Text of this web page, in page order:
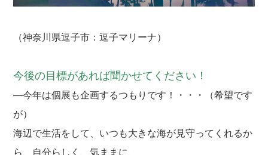
（神奈川県逗子市：逗子マリーナ）
今後の目標があれば聞かせてください！
―今年は個展も企画するつもりです！・・・（希望です
が）
海辺で生活をして、いつも大きな海が見守ってくれるか
ら、自分らしく、気ままに、